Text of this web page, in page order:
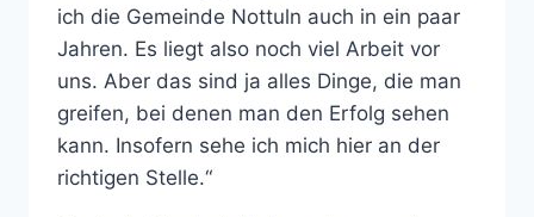
ich die Gemeinde Nottuln auch in ein paar
Jahren. Es liegt also noch viel Arbeit vor
uns. Aber das sind ja alles Dinge, die man
greifen, bei denen man den Erfolg sehen
kann. Insofern sehe ich mich hier an der
richtigen Stelle.“